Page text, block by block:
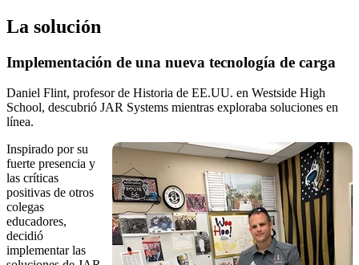
La solución
Implementación de una nueva tecnología de carga
Daniel Flint, profesor de Historia de EE.UU. en Westside High
School, descubrió JAR Systems mientras exploraba soluciones en
línea.
Inspirado por su
fuerte presencia y
las críticas
positivas de otros
colegas
educadores,
decidió
implementar las